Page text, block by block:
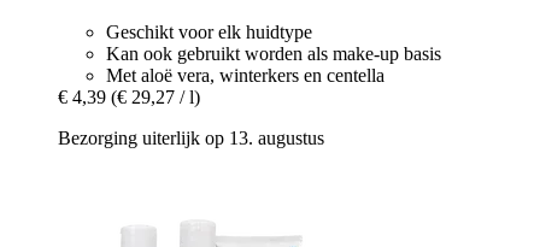
Geschikt voor elk huidtype
Kan ook gebruikt worden als make-up basis
Met aloë vera, winterkers en centella
€ 4,39 (€ 29,27 / l)
Bezorging uiterlijk op 13. augustus